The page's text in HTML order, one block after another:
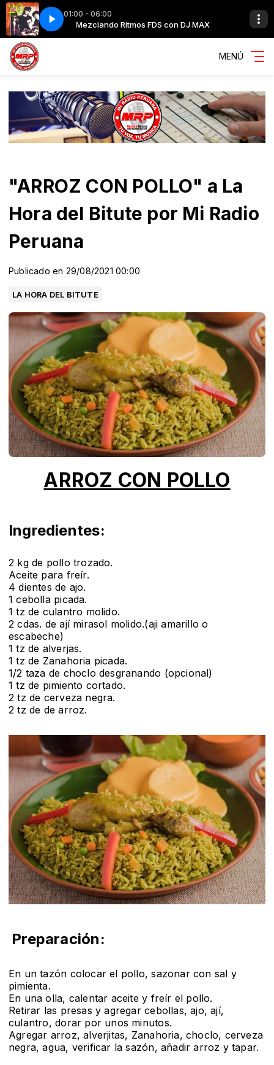
01:00 - 06:00
MAX Mezclando Ritmos FDS con DJ MAX
Por el Resto - Enanitos Verdes
MENÚ
"ARROZ CON POLLO" a La
Hora del Bitute por Mi Radio
Peruana
Publicado en 29/08/2021 00:00
LA HORA DEL BITUTE
ARROZ CON POLLO
Ingredientes:
2 kg de pollo trozado.
Aceite para freír.
4 dientes de ajo.
1 cebolla picada.
1 tz de culantro molido.
2 cdas. de ají mirasol molido.(aji amarillo o
escabeche)
1 tz de alverjas.
1 tz de Zanahoria picada.
1/2 taza de choclo desgranando (opcional)
1 tz de pimiento cortado.
2 tz de cerveza negra.
2 tz de de arroz.
Preparación:
En un tazón colocar el pollo, sazonar con sal y
pimienta.
En una olla, calentar aceite y freír el pollo.
Retirar las presas y agregar cebollas, ajo, ají,
culantro, dorar por unos minutos.
Agregar arroz, alverjitas, Zanahoria, choclo, cerveza
negra, agua, verificar la sazón, añadir arroz y tapar.